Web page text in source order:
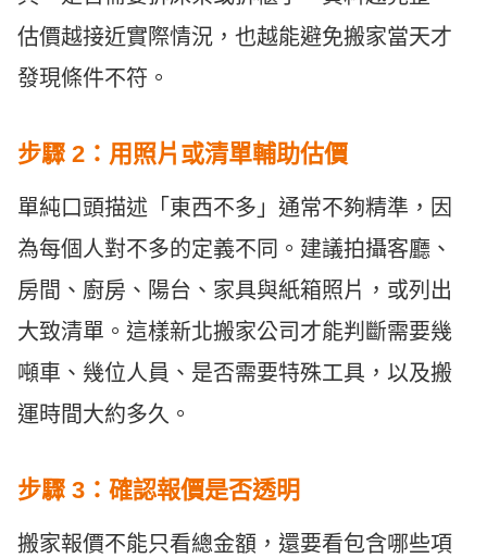
估價越接近實際情況，也越能避免搬家當天才
發現條件不符。
步驟 2：用照片或清單輔助估價
單純口頭描述「東西不多」通常不夠精準，因
為每個人對不多的定義不同。建議拍攝客廳、
房間、廚房、陽台、家具與紙箱照片，或列出
大致清單。這樣新北搬家公司才能判斷需要幾
噸車、幾位人員、是否需要特殊工具，以及搬
運時間大約多久。
步驟 3：確認報價是否透明
搬家報價不能只看總金額，還要看包含哪些項